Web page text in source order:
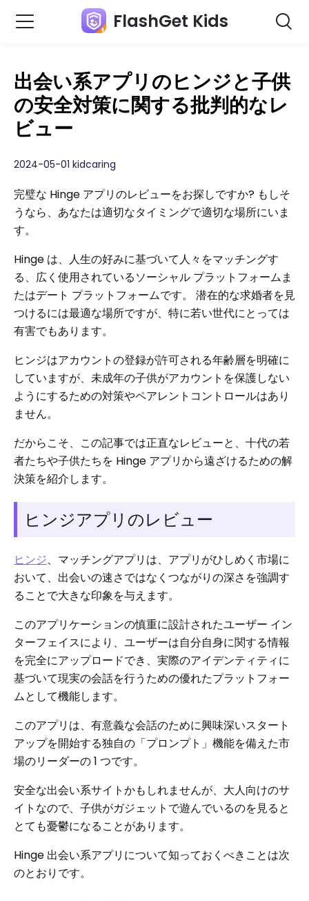
FlashGet Kids
出会い系アプリのヒンジと子供
の安全対策に関する批判的なレ
ビュー
2024-05-01 kidcaring
完璧な Hinge アプリのレビューをお探しですか? もしそ
うなら、あなたは適切なタイミングで適切な場所にいま
す。
Hinge は、人生の好みに基づいて人々をマッチングす
る、広く使用されているソーシャル プラットフォームま
たはデート プラットフォームです。 潜在的な求婚者を見
つけるには最適な場所ですが、特に若い世代にとっては
有害でもあります。
ヒンジはアカウントの登録が許可される年齢層を明確に
していますが、未成年の子供がアカウントを保護しない
ようにするための対策やペアレントコントロールはあり
ません。
だからこそ、この記事では正直なレビューと、十代の若
者たちや子供たちを Hinge アプリから遠ざけるための解
決策を紹介します。
ヒンジアプリのレビュー
ヒンジ、マッチングアプリは、アプリがひしめく市場に
おいて、出会いの速さではなくつながりの深さを強調す
ることで大きな印象を与えます。
このアプリケーションの慎重に設計されたユーザー イン
ターフェイスにより、ユーザーは自分自身に関する情報
を完全にアップロードでき、実際のアイデンティティに
基づいて現実の会話を行うための優れたプラットフォー
ムとして機能します。
このアプリは、有意義な会話のために興味深いスタート
アップを開始する独自の「プロンプト」機能を備えた市
場のリーダーの 1 つです。
安全な出会い系サイトかもしれませんが、大人向けのサ
イトなので、子供がガジェットで遊んでいるのを見ると
とても憂鬱になることがあります。
Hinge 出会い系アプリについて知っておくべきことは次
のとおりです。